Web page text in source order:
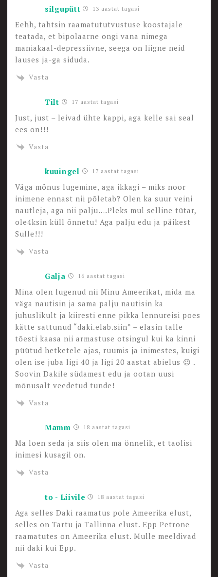
silgupütt 13 aastat tagasi
Eehh, tahtsin raamatututvustuse koostajale
teatada, et bipolaarne ongi vana nimega
maniakaal-depressiivne, seega on liigne neid
lauses ja-ga siduda.
Vasta
Tilt 17 aastat tagasi
Just, just – leivad ühte kappi, aga kelle sai seal
ees on!!!
Vasta
kuuingel 17 aastat tagasi
Väga mõnus lugemine, aga ikkagi – miks noor
inimene ennast nii põletab? Olen ka suur veini
nautleja, aga nii palju….Pleks mul selline tütar,
ole4ksin küll õnnetu! Aga palju edu ja päikest
Sulle!!!
Vasta
Galja 16 aastat tagasi
Mina olen lugenud nii Minu Ameerikat, mida ma
väga nautisin ja sama palju nautisin ka
juhuslikult ja kiiresti enne pikka lennureisi poes
kätte sattunud “daki.elab.siin” – elasin talle
tõesti kaasa nii armastuse otsingul kui ka kinni
püütud hetketele ajas, ruumis ja inimestes, kuigi
olen ise juba ligi 40 ja ligi 20 aastat abielus 😉 .
Soovin Dakile südamest edu ja ootan uusi
mõnusalt veedetud tunde!
Vasta
Mamm 18 aastat tagasi
Ma loen seda ja siis olen ma önnelik, et taolisi
inimesi kusagil on.
Vasta
to - Liivile 18 aastat tagasi
Aga selles Daki raamatus pole Ameerika elust,
selles on Tartu ja Tallinna elust. Epp Petrone
raamatutes on Ameerika elust. Mulle meeldivad
nii daki kui Epp.
Vasta